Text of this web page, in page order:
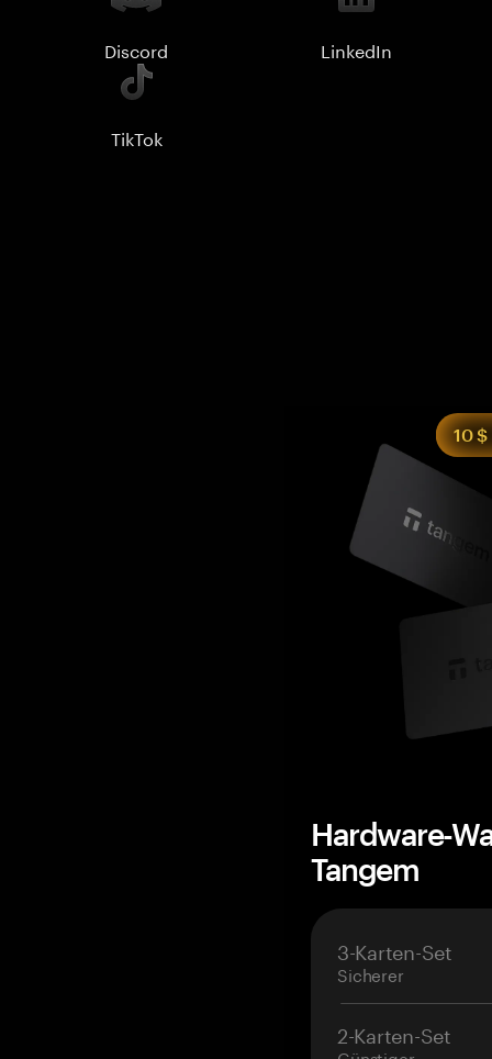
Discord LinkedIn
TikTok
10 $
Hardware-
Tangem
3-Karten-Set
Sicherer
2-Karten-Set